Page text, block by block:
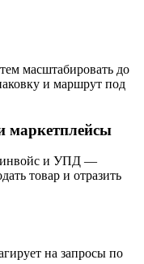
масштабировать до
и маршрут под
маркетплейсы
инвойс и УПД —
товар и отразить
на запросы по